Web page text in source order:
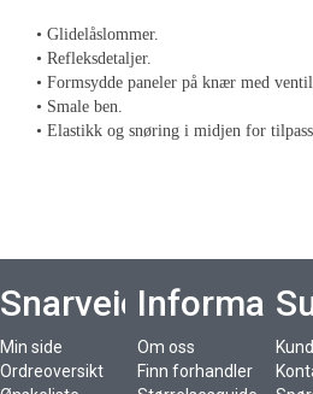
• Glidelåslommer.
• Refleksdetaljer.
• Formsydde paneler på knær med
• Smale ben.
• Elastikk og snøring i midjen for
Snarveier
Min side
Ordreoversikt
Om oss
Finn forhandler